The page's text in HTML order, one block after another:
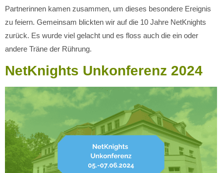
Partnerinnen kamen zusammen, um dieses besondere Ereignis
zu feiern. Gemeinsam blickten wir auf die 10 Jahre NetKnights
zurück. Es wurde viel gelacht und es floss auch die ein oder
andere Träne der Rührung.
NetKnights Unkonferenz 2024